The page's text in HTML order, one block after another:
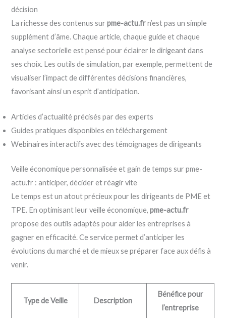
décision
La richesse des contenus surpme-actu.frn’est pas un simple
supplément d’âme. Chaque article, chaque guide et chaque
analyse sectorielle est pensé pour éclairer le dirigeant dans
ses choix. Les outils de simulation, par exemple, permettent de
visualiser l’impact de différentes décisions financières,
favorisant ainsi un esprit d’anticipation.
Articles d’actualité précisés par des experts
Guides pratiques disponibles en téléchargement
Webinaires interactifs avec des témoignages de dirigeants
Veille économique personnalisée et gain de temps sur pme-
actu.fr : anticiper, décider et réagir vite
Le temps est un atout précieux pour les dirigeants de PME et
TPE. En optimisant leur veille économique,pme-actu.fr
propose des outils adaptés pour aider les entreprises à
gagner en efficacité. Ce service permet d’anticiper les
évolutions du marché et de mieux se préparer face aux défis à
venir.
Type de Veille Description
Bénéfice pour
l’entreprise